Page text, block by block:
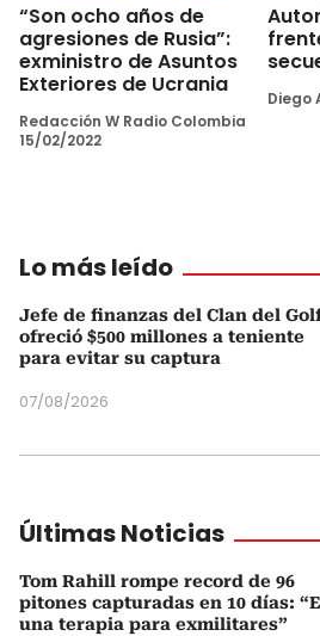
“Son ocho años de
agresiones de Rusia”:
exministro de Asuntos
Exteriores de Ucrania
Redacción W Radio Colombia
15/02/2022
Diego
Lo más leído
Jefe de finanzas del Clan del
ofreció $500 millones a teniente
para evitar su captura
07/08/2026
Últimas Noticias
Tom Rahill rompe record de 96
pitones capturadas en 10 días:
una terapia para exmilitares”